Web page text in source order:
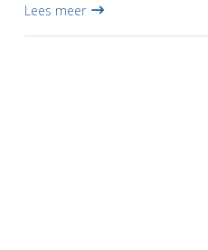
rampen en crises gaat...
Lees meer